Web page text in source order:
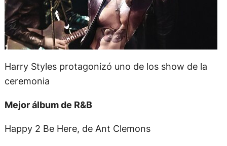
Harry Styles protagonizó uno de los show de la
ceremonia
Mejor álbum de R&B
Happy 2 Be Here, de Ant Clemons